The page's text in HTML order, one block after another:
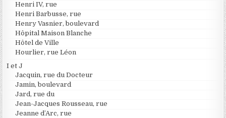
Henri IV, rue
Henri Barbusse, rue
Henry Vasnier, boulevard
Hôpital Maison Blanche
Hôtel de Ville
Hourlier, rue Léon
I et J
Jacquin, rue du Docteur
Jamin, boulevard
Jard, rue du
Jean-Jacques Rousseau, rue
Jeanne d’Arc, rue